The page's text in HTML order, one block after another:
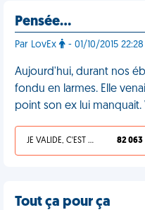
Pensée…
Par LovEx - 01/10/2015
Aujourd'hui, durant nos
fondu en larmes. Elle
point son ex lui manquait.
JE VALIDE, C'EST UNE VDM 82 063
Tout ça pour ça